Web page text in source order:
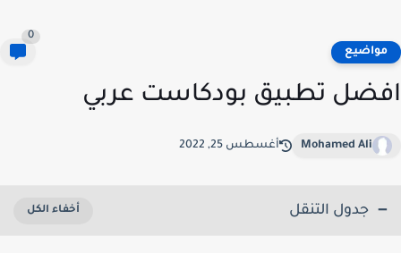
تطبيق بودكاست عربي
Mohamed Ali أغسطس 25, 2022
جدول التنقل